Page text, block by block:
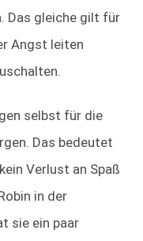
Das gleiche gilt für
Angst leiten
selbst für die
Das bedeutet
Verlust an Spaß
in der
sie ein paar